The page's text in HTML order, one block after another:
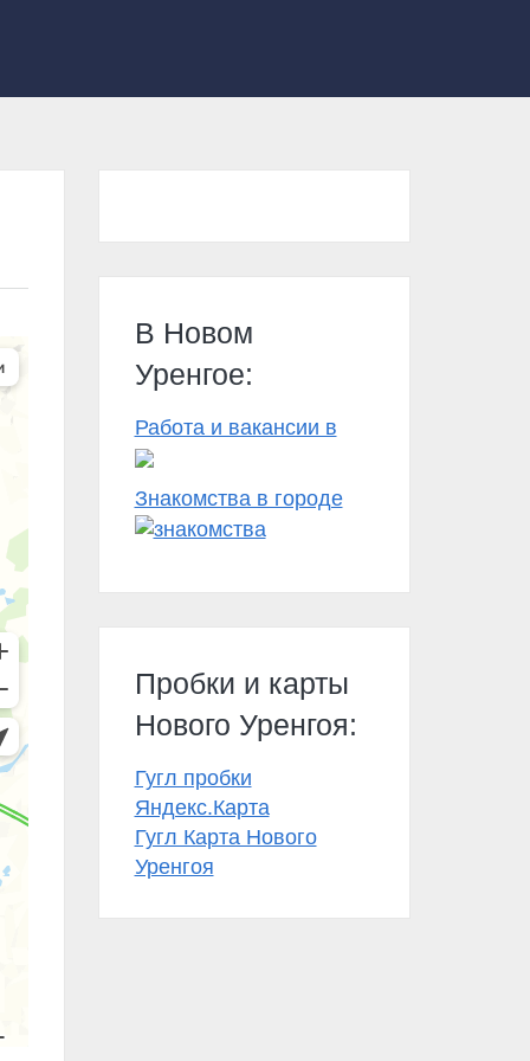
В Новом
Уренгое:
Работа и вакансии в
Знакомства в городе
Пробки и карты
Нового Уренгоя:
Гугл пробки
Яндекс.Карта
Гугл Карта Нового
Уренгоя